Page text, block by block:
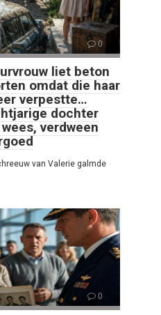
0
liet beton
omdat die haar
verpestte…
dochter
verdween
van Valerie galmde
0